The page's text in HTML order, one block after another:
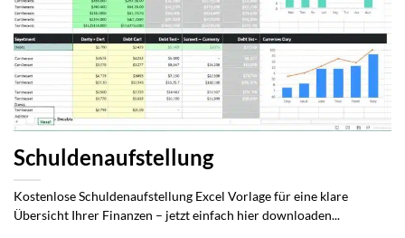
Schuldenaufstellung
Kostenlose Schuldenaufstellung Excel Vorlage für eine klare
Übersicht Ihrer Finanzen – jetzt einfach hier downloaden...